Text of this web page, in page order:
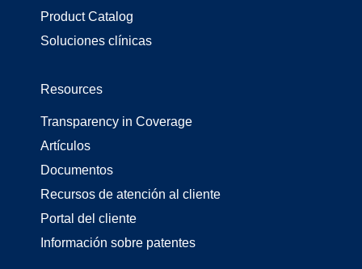
Product Catalog
Soluciones clínicas
Resources
Transparency in Coverage
Artículos
Documentos
Recursos de atención al cliente
Portal del cliente
Información sobre patentes